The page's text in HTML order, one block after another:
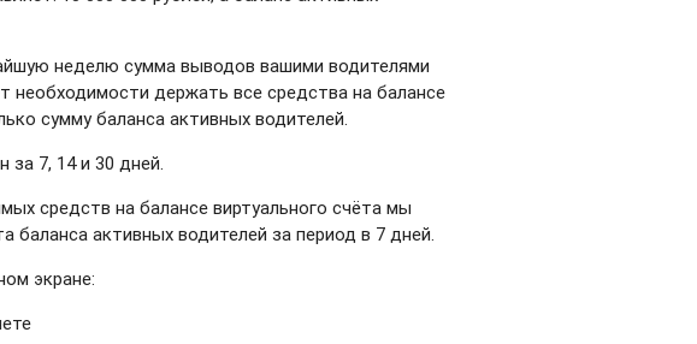
неделю сумма выводов вашими водителями
необходимости держать все средства на балансе
сумму баланса активных водителей.
за 7, 14 и 30 дней.
средств на балансе виртуального счёта мы
баланса активных водителей за период в 7 дней.
экране: